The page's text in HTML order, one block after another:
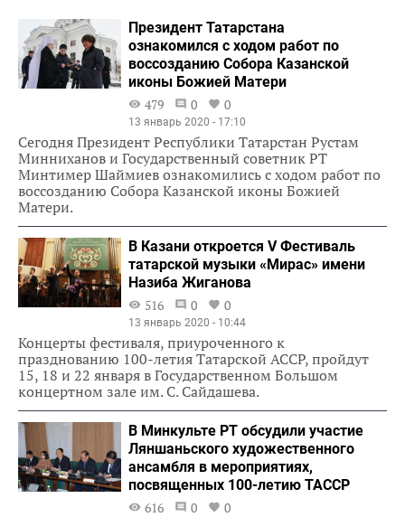
Президент Татарстана
ознакомился с ходом работ по
воссозданию Собора Казанской
иконы Божией Матери
479
0 0
13 январь 2020 - 17:10
Сегодня Президент Республики Татарстан Рустам
Минниханов и Государственный советник РТ
Минтимер Шаймиев ознакомились с ходом работ по
воссозданию Собора Казанской иконы Божией
Матери.
В Казани откроется V Фестиваль
татарской музыки «Мирас» имени
Назиба Жиганова
516
0 0
13 январь 2020 - 10:44
Концерты фестиваля, приуроченного к
празднованию 100-летия Татарской АССР, пройдут
15, 18 и 22 января в Государственном Большом
концертном зале им. С. Сайдашева.
В Минкульте РТ обсудили участие
Ляншаньского художественного
ансамбля в мероприятиях,
посвященных 100-летию ТАССР
616
0 0